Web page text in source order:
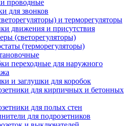
проводные
для звонков
и терморегуляторы
движения и присутствия
(светорегуляторы)
(терморегуляторы)
переходные для наружного
и заглушки для коробок
для кирпичных и бетонных
для полых стен
для подрозетников